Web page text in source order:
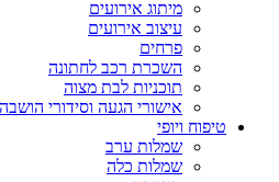
מיתוג אירועים
עיצוב אירועים
פרחים
השכרת רכב לחתונה
תוכניות לבת מצוה
אישורי הגעה וסידורי הושבה
טיפוח ויופי
שמלות ערב
שמלות כלה